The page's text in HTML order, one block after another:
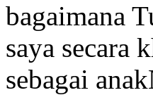
bagaimana
saya secara
sebagai